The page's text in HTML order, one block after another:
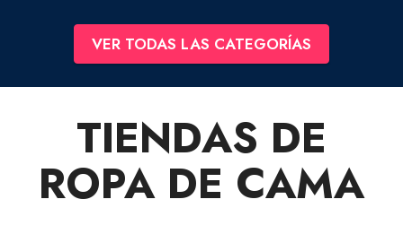
VER TODAS LAS CATEGORÍAS
TIENDAS DE
ROPA DE CAMA